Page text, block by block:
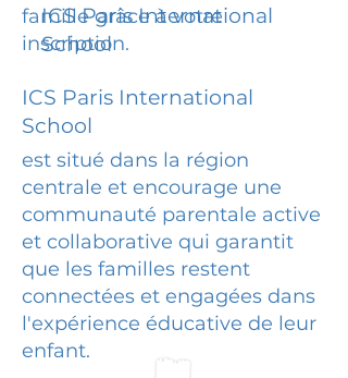
famille grâce à votre
inscription.
ICS Paris International
School
ICS Paris International
School
est situé dans la région
centrale et encourage une
communauté parentale active
et collaborative qui garantit
que les familles restent
connectées et engagées dans
l'expérience éducative de leur
enfant.